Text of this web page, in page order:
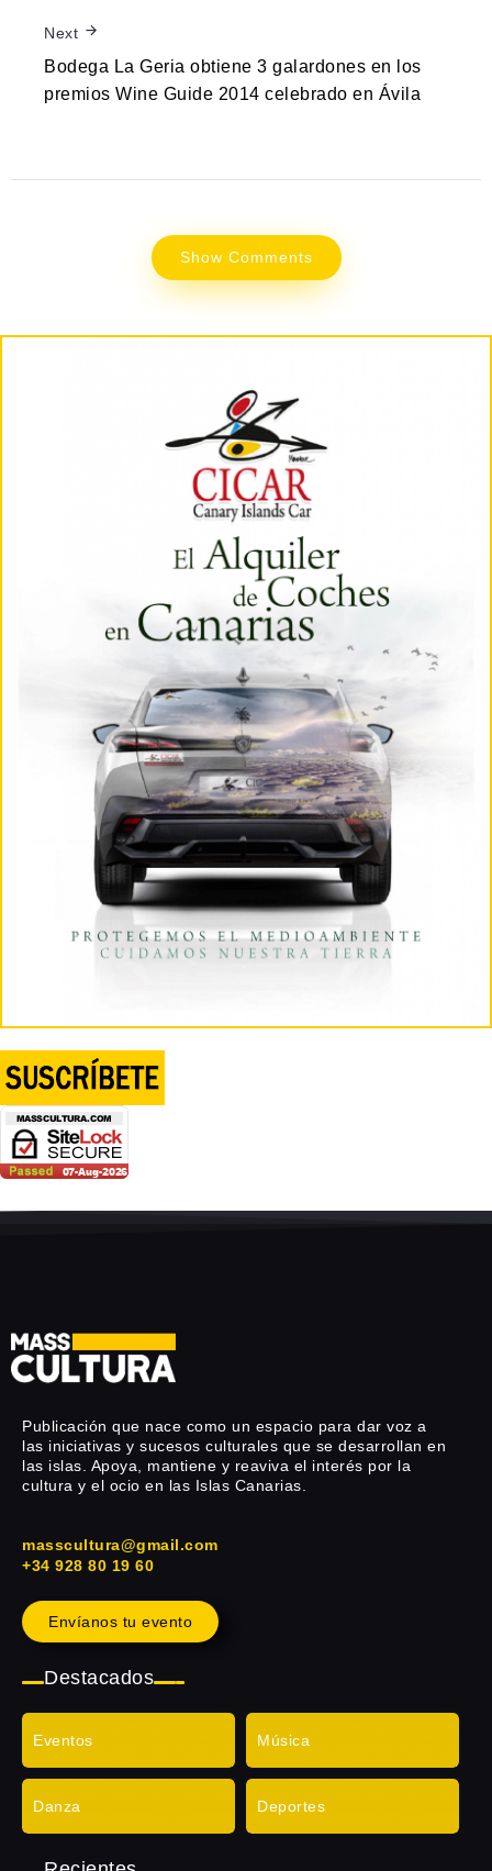
Next
Bodega La Geria obtiene 3 galardones en los
premios Wine Guide 2014 celebrado en Ávila
Show Comments
Publicación que nace como un espacio para dar voz a
las iniciativas y sucesos culturales que se desarrollan en
las islas. Apoya, mantiene y reaviva el interés por la
cultura y el ocio en las Islas Canarias.
masscultura@gmail.com
+34 928 80 19 60
Envíanos tu evento
Destacados
Eventos Música
Danza Deportes